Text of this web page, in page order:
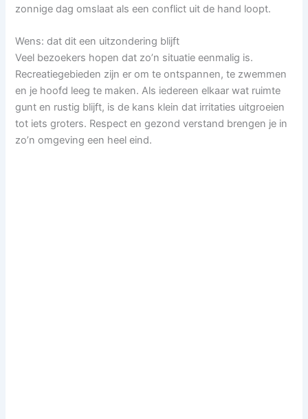
zonnige dag omslaat als een conflict uit de hand loopt.
Wens: dat dit een uitzondering blijft
Veel bezoekers hopen dat zo’n situatie eenmalig is.
Recreatiegebieden zijn er om te ontspannen, te zwemmen
en je hoofd leeg te maken. Als iedereen elkaar wat ruimte
gunt en rustig blijft, is de kans klein dat irritaties uitgroeien
tot iets groters. Respect en gezond verstand brengen je in
zo’n omgeving een heel eind.